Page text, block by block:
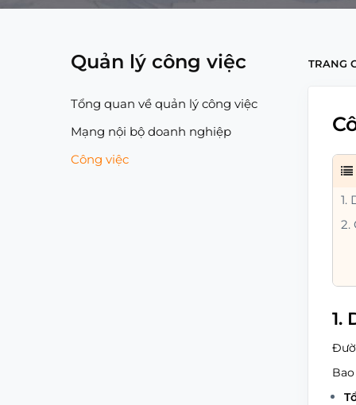
Quản lý công việc
Tổng quan về quản lý công việc
Mạng nội bộ doanh nghiệp
Công việc
TRANG
1.
2.
1.